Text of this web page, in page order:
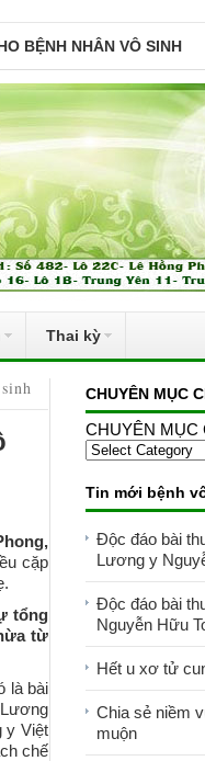
BỆNH NHÂN VÔ SINH
Thai kỳ
cặp
tổng
từ
là bài
y Việt
chế
CHUYÊN MỤC
CHUYÊN MỤC
Tin mới bệnh
Độc đáo bài
Lương y
Độc đáo bài
Nguyễn Hữu
Hết u xơ tử
Chia sẻ niềm
muộn